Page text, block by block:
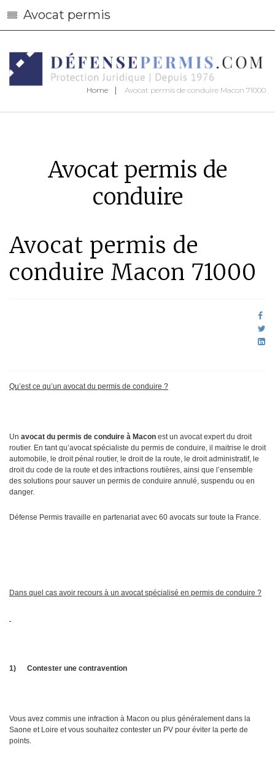
Avocat permis
Home Avocat permis de conduire Macon 71000
Avocat permis de
conduire
Avocat permis de
conduire Macon 71000
Qu’est ce qu’un avocat du permis de conduire ?
Un avocat du permis de conduire à Macon est un avocat expert du droit
routier. En tant qu’avocat spécialiste du permis de conduire, il maitrise le droit
automobile, le droit pénal routier, le droit de la route, le droit administratif, le
droit du code de la route et des infractions routières, ainsi que l’ensemble
des solutions pour sauver un permis de conduire annulé, suspendu ou en
danger.
Défense Permis travaille en partenariat avec 60 avocats sur toute la France.
Dans quel cas avoir recours à un avocat spécialisé en permis de conduire ?
1) Contester une contravention
Vous avez commis une infraction à Macon ou plus généralement dans la
Saone et Loire et vous souhaitez contester un PV pour éviter la perte de
points.